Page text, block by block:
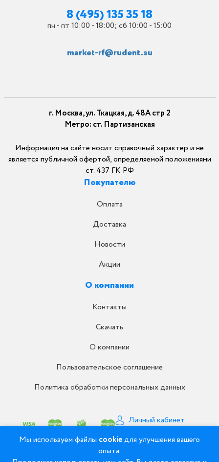
Мы используем файлы cookieдля улучшения вашего
опыта.
8 (495) 135 35 18
пн - пт 10:00 - 18:00; сб 10:00 - 15:00
market-rf@rudent.su
г. Москва, ул. Ткацкая, д. 48А стр 2
Метро: ст. Партизанская
Информация на сайте носит справочный характер и не
является публичной офертой, определяемой положениями
ст. 437 ГК РФ
Покупателю
Оплата
Доставка
Новости
Акции
О компании
Контакты
Скачать
О компании
Пользовательское соглашение
Политика обработки персональных данных
Личный кабинет